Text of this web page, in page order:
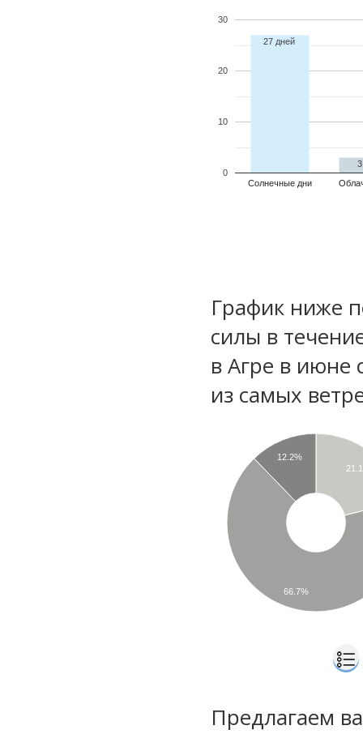
Солнечные дни
0
10
20
30
27 дней
График ниже
силы в
в Агре в июне
из самых
12.2%
66.7%
Предлагаем